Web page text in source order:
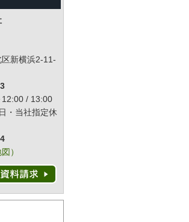
新横浜2-11-
12:00 / 13:00
・当社指定休
）